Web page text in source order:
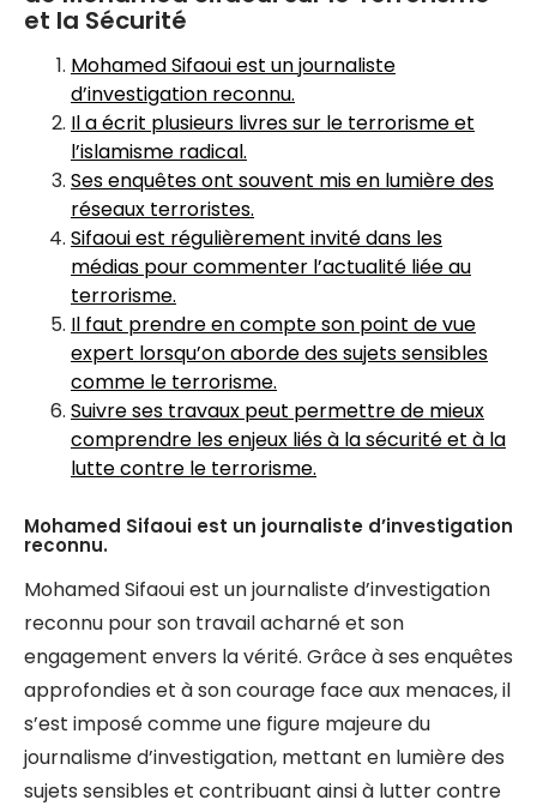
et la Sécurité
Mohamed Sifaoui est un journaliste
d’investigation reconnu.
Il a écrit plusieurs livres sur le terrorisme et
l’islamisme radical.
Ses enquêtes ont souvent mis en lumière des
réseaux terroristes.
Sifaoui est régulièrement invité dans les
médias pour commenter l’actualité liée au
terrorisme.
Il faut prendre en compte son point de vue
expert lorsqu’on aborde des sujets sensibles
comme le terrorisme.
Suivre ses travaux peut permettre de mieux
comprendre les enjeux liés à la sécurité et à la
lutte contre le terrorisme.
Mohamed Sifaoui est un journaliste d’investigation
reconnu.
Mohamed Sifaoui est un journaliste d’investigation
reconnu pour son travail acharné et son
engagement envers la vérité. Grâce à ses enquêtes
approfondies et à son courage face aux menaces, il
s’est imposé comme une figure majeure du
journalisme d’investigation, mettant en lumière des
sujets sensibles et contribuant ainsi à lutter contre